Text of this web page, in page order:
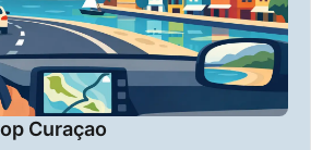
Curaçao